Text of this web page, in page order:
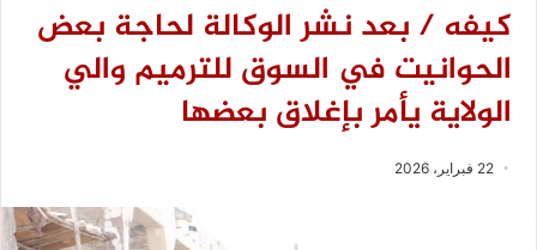
كيفه / بعد نشر الوكالة لحاجة بعض
الحوانيت في السوق للترميم والي
الولاية يأمر بإغلاق بعضها
22 فبراير، 2026